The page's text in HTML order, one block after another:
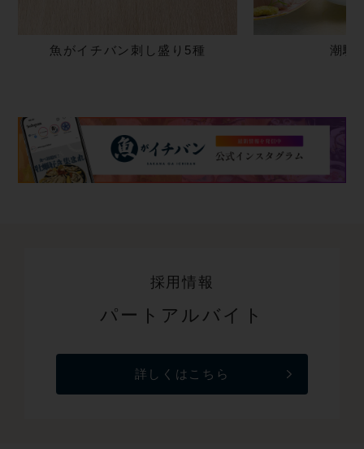
魚がイチバン刺し盛り5種 潮騒
採用情報
パートアルバイト
詳しくはこちら